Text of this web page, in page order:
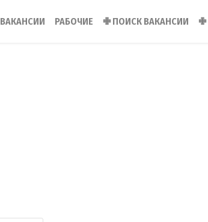
ВАКАНСИИ РАБОЧИЕ ✙ПОИСК ВАКАНСИИ ✙